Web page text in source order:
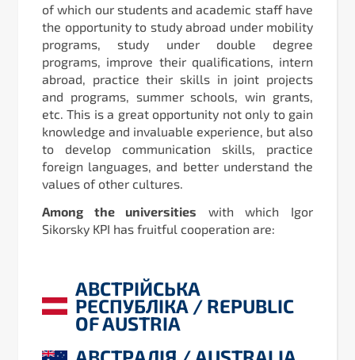
of which our students and academic staff have
the opportunity to study abroad under mobility
programs, study under double degree
programs, improve their qualifications, intern
abroad, practice their skills in joint projects
and programs, summer schools, win grants,
etc. This is a great opportunity not only to gain
knowledge and invaluable experience, but also
to develop communication skills, practice
foreign languages, and better understand the
values of other cultures.
Among the universities with which Igor
Sikorsky KPI has fruitful cooperation are:
АВСТРІЙСЬКА
РЕСПУБЛІКА / REPUBLIC
OF AUSTRIA